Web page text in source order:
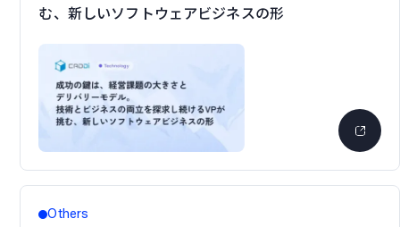
む、新しいソフトウェアビジネスの形
Others